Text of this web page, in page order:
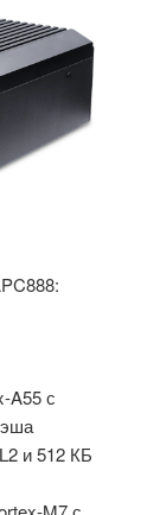
A55 с
и 512 КБ